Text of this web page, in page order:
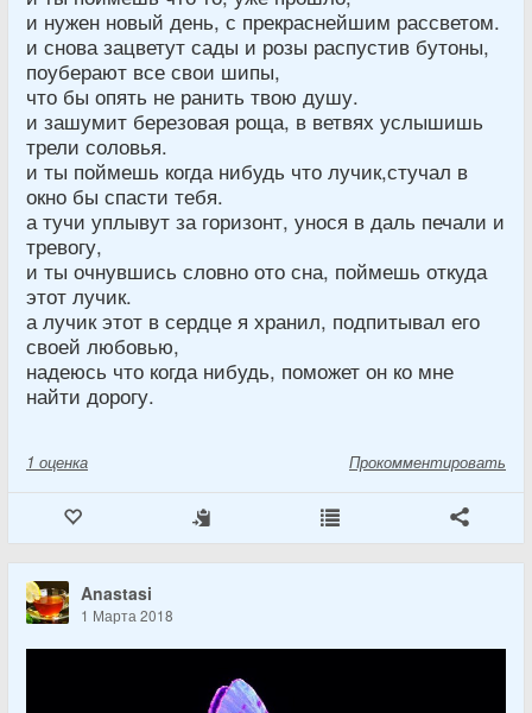
и нужен новый день, с прекраснейшим рассветом.
и снова зацветут сады и розы распустив бутоны,
поуберают все свои шипы,
что бы опять не ранить твою душу.
и зашумит березовая роща, в ветвях услышишь
трели соловья.
и ты поймешь когда нибудь что лучик,стучал в
окно бы спасти тебя.
а тучи уплывут за горизонт, унося в даль печали и
тревогу,
и ты очнувшись словно ото сна, поймешь откуда
этот лучик.
а лучик этот в сердце я хранил, подпитывал его
своей любовью,
надеюсь что когда нибудь, поможет он ко мне
найти дорогу.
1 оценка Прокомментировать
Anastasi
1 Марта 2018